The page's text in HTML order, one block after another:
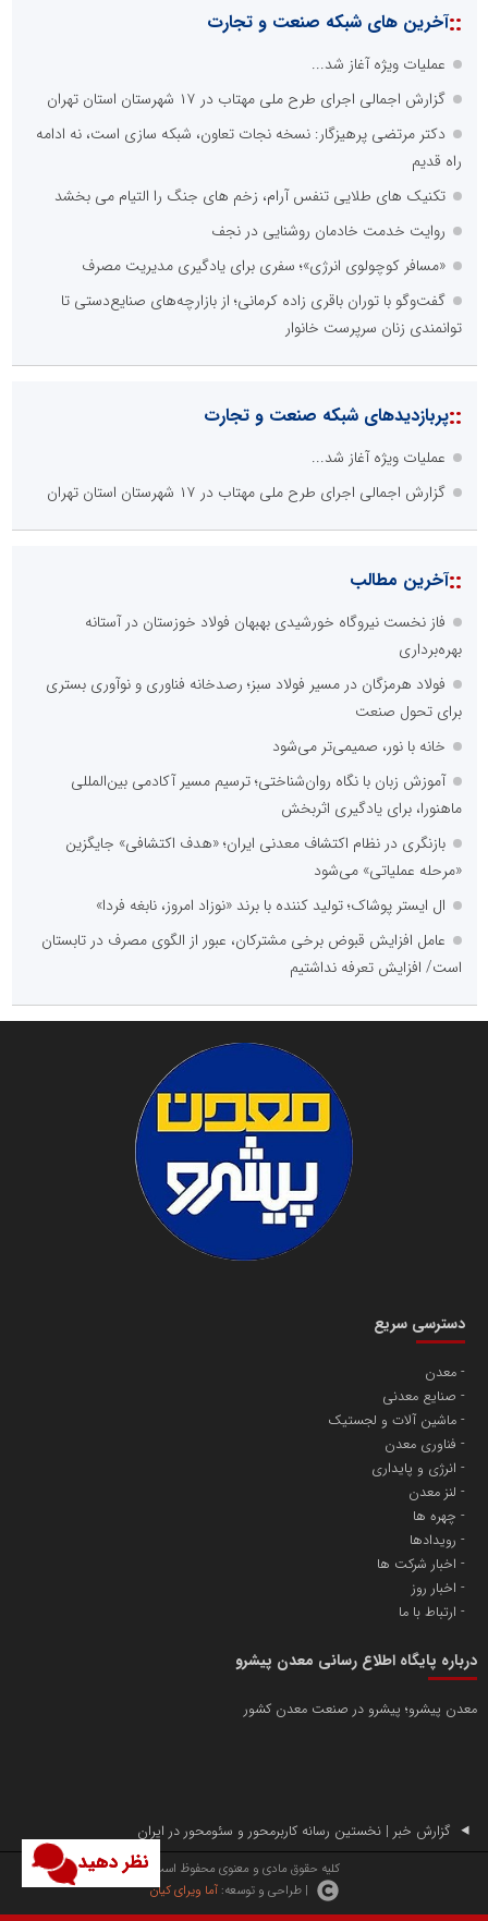
نظر دهید
::آخرین های شبکه صنعت و تجارت
عملیات ویژه آغاز شد...
گزارش اجمالی اجرای طرح ملی مهتاب در ۱۷ شهرستان استان تهران
دکتر مرتضی پرهیزگار: نسخه نجات تعاون، شبکه سازی است، نه ادامه
راه قدیم
تکنیک های طلایی تنفس آرام، زخم های جنگ را التیام می بخشد
روایت خدمت خادمان روشنایی در نجف
«مسافر کوچولوی انرژی»؛ سفری برای یادگیری مدیریت مصرف
گفت‌وگو با توران باقری‌ زاده کرمانی؛ از بازارچه‌های صنایع‌دستی تا
توانمندی زنان سرپرست خانوار
::پربازدیدهای شبکه صنعت و تجارت
عملیات ویژه آغاز شد...
گزارش اجمالی اجرای طرح ملی مهتاب در ۱۷ شهرستان استان تهران
::آخرین مطالب
فاز نخست نیروگاه خورشیدی بهبهان فولاد خوزستان در آستانه
بهره‌برداری
فولاد هرمزگان در مسیر فولاد سبز؛ رصدخانه فناوری و نوآوری بستری
برای تحول صنعت
خانه با نور، صمیمی‌تر می‌شود
آموزش زبان با نگاه روان‌شناختی؛ ترسیم مسیر آکادمی بین‌المللی
ماهنورا، برای یادگیری اثربخش
بازنگری در نظام اکتشاف معدنی ایران؛ «هدف اکتشافی» جایگزین
«مرحله عملیاتی» می‌شود
ال ایستر پوشاک؛ تولید کننده با برند «نوزاد امروز، نابغه فردا»
عامل افزایش قبوض برخی مشترکان، عبور از الگوی مصرف در تابستان
است/ افزایش تعرفه نداشتیم
دسترسی سریع
معدن
صنایع معدنی
ماشین آلات و لجستیک
فناوری معدن
انرژی و پایداری
لنز معدن
چهره ها
رویدادها
اخبار شرکت ها
اخبار روز
ارتباط با ما
درباره پایگاه اطلاع رسانی معدن پیشرو
معدن پیشرو؛ پیشرو در صنعت معدن کشور
گزارش خبر | نخستین رسانه کاربرمحور و سئومحور در ایران
کلیه حقوق مادی و معنوی محفوظ است.
| طراحی و توسعه: آما ویرای کیان